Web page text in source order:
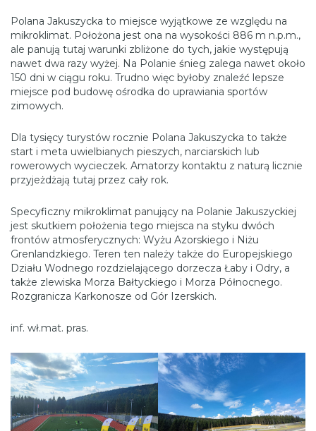
Polana Jakuszycka to miejsce wyjątkowe ze względu na
mikroklimat. Położona jest ona na wysokości 886 m n.p.m.,
ale panują tutaj warunki zbliżone do tych, jakie występują
nawet dwa razy wyżej. Na Polanie śnieg zalega nawet około
150 dni w ciągu roku. Trudno więc byłoby znaleźć lepsze
miejsce pod budowę ośrodka do uprawiania sportów
zimowych.
Dla tysięcy turystów rocznie Polana Jakuszycka to także
start i meta uwielbianych pieszych, narciarskich lub
rowerowych wycieczek. Amatorzy kontaktu z naturą licznie
przyjeżdżają tutaj przez cały rok.
Specyficzny mikroklimat panujący na Polanie Jakuszyckiej
jest skutkiem położenia tego miejsca na styku dwóch
frontów atmosferycznych: Wyżu Azorskiego i Niżu
Grenlandzkiego. Teren ten należy także do Europejskiego
Działu Wodnego rozdzielającego dorzecza Łaby i Odry, a
także zlewiska Morza Bałtyckiego i Morza Północnego.
Rozgranicza Karkonosze od Gór Izerskich.
inf. wł.mat. pras.